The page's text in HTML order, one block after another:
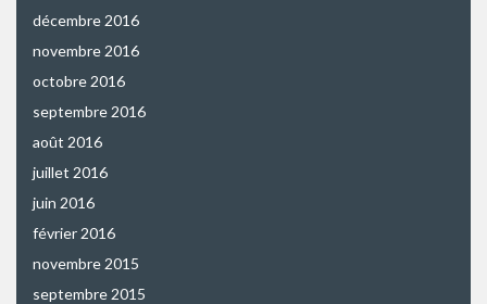
décembre 2016
novembre 2016
octobre 2016
septembre 2016
août 2016
juillet 2016
juin 2016
février 2016
novembre 2015
septembre 2015